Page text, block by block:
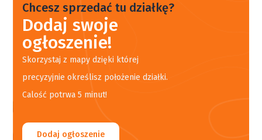
Chcesz sprzedać tu działkę?
Dodaj swoje
ogłoszenie!
Skorzystaj z mapy dzięki której
precyzyjnie określisz położenie działki.
Calość potrwa 5 minut!
Dodaj ogłoszenie